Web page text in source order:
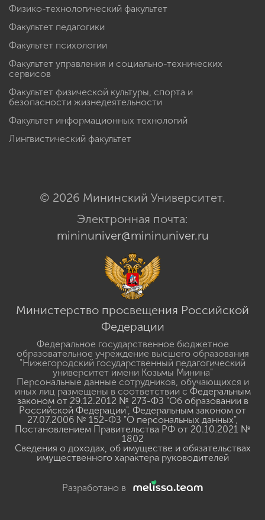
Физико-технологический факультет
Факультет педагогики
Факультет психологии
Факультет управления и социально-технических
сервисов
Факультет физической культуры, спорта и
безопасности жизнедеятельности
Факультет информационных технологий
Лингвистический факультет
© 2026 Мининский Университет.
Электронная почта:
mininuniver@mininuniver.ru
Министерство просвещения Российской
Федерации
Федеральное государственное бюджетное
образовательное учреждение высшего образования
"Нижегородский государственный педагогический
университет имени Козьмы Минина"
Персональные данные сотрудников, обучающихся и
иных лиц размещены в соответствии с Федеральным
законом от 29.12.2012 № 273-ФЗ "Об образовании в
Российской Федерации", Федеральным законом от
27.07.2006 № 152-ФЗ "О персональных данных",
Постановлением Правительства РФ от 20.10.2021 №
1802
Сведения о доходах, об имуществе и обязательствах
имущественного характера руководителей
Разработано в